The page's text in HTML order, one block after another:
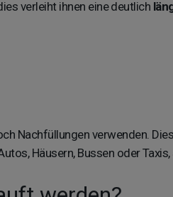
verleiht ihnen eine deutlich
Nachfüllungen verwenden.
Häusern, Bussen oder